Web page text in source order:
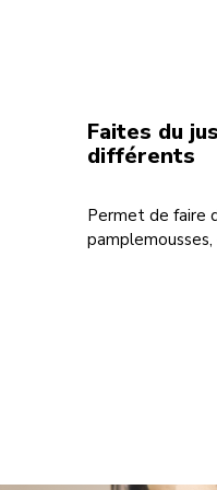
Faites du
différents
Permet de faire